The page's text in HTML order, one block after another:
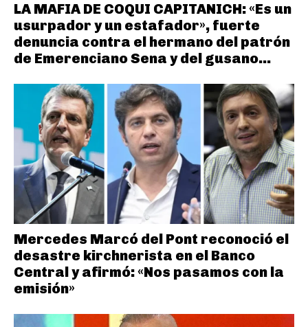
LA MAFIA DE COQUI CAPITANICH: «Es un
usurpador y un estafador», fuerte
denuncia contra el hermano del patrón
de Emerenciano Sena y del gusano...
Mercedes Marcó del Pont reconoció el
desastre kirchnerista en el Banco
Central y afirmó: «Nos pasamos con la
emisión»